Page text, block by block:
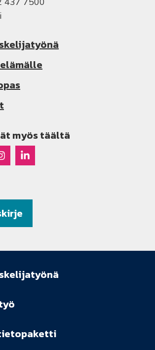
myös täältä
Instagramissa
Raseko Linkedinissä